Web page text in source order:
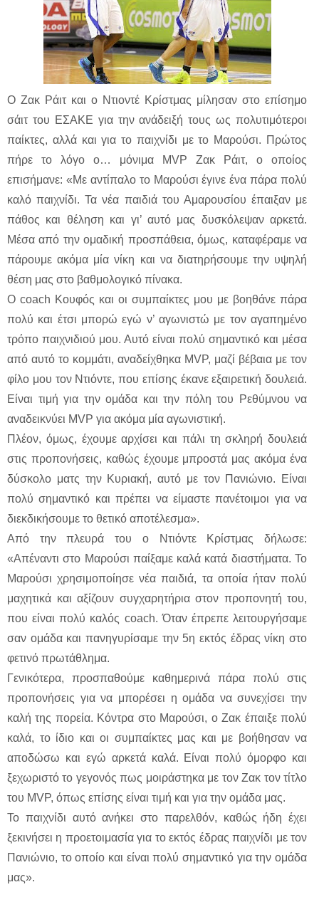
Ο Ζακ Ράιτ και ο Ντιοντέ Κρίστμας μίλησαν στο επίσημο
σάιτ του ΕΣΑΚΕ για την ανάδειξή τους ως πολυτιμότεροι
παίκτες, αλλά και για το παιχνίδι με το Μαρούσι. Πρώτος
πήρε το λόγο ο… μόνιμα MVP Ζακ Ράιτ, ο οποίος
επισήμανε: «Με αντίπαλο το Μαρούσι έγινε ένα πάρα πολύ
καλό παιχνίδι. Τα νέα παιδιά του Αμαρουσίου έπαιξαν με
πάθος και θέληση και γι’ αυτό μας δυσκόλεψαν αρκετά.
Μέσα από την ομαδική προσπάθεια, όμως, καταφέραμε να
πάρουμε ακόμα μία νίκη και να διατηρήσουμε την υψηλή
θέση μας στο βαθμολογικό πίνακα.
Ο coach Κουφός και οι συμπαίκτες μου με βοηθάνε πάρα
πολύ και έτσι μπορώ εγώ ν’ αγωνιστώ με τον αγαπημένο
τρόπο παιχνιδιού μου. Αυτό είναι πολύ σημαντικό και μέσα
από αυτό το κομμάτι, αναδείχθηκα MVP, μαζί βέβαια με τον
φίλο μου τον Ντιόντε, που επίσης έκανε εξαιρετική δουλειά.
Είναι τιμή για την ομάδα και την πόλη του Ρεθύμνου να
αναδεικνύει MVP για ακόμα μία αγωνιστική.
Πλέον, όμως, έχουμε αρχίσει και πάλι τη σκληρή δουλειά
στις προπονήσεις, καθώς έχουμε μπροστά μας ακόμα ένα
δύσκολο ματς την Κυριακή, αυτό με τον Πανιώνιο. Είναι
πολύ σημαντικό και πρέπει να είμαστε πανέτοιμοι για να
διεκδικήσουμε το θετικό αποτέλεσμα».
Από την πλευρά του ο Ντιόντε Κρίστμας δήλωσε:
«Απέναντι στο Μαρούσι παίξαμε καλά κατά διαστήματα. Το
Μαρούσι χρησιμοποίησε νέα παιδιά, τα οποία ήταν πολύ
μαχητικά και αξίζουν συγχαρητήρια στον προπονητή του,
που είναι πολύ καλός coach. Όταν έπρεπε λειτουργήσαμε
σαν ομάδα και πανηγυρίσαμε την 5η εκτός έδρας νίκη στο
φετινό πρωτάθλημα.
Γενικότερα, προσπαθούμε καθημερινά πάρα πολύ στις
προπονήσεις για να μπορέσει η ομάδα να συνεχίσει την
καλή της πορεία. Κόντρα στο Μαρούσι, ο Ζακ έπαιξε πολύ
καλά, το ίδιο και οι συμπαίκτες μας και με βοήθησαν να
αποδώσω και εγώ αρκετά καλά. Είναι πολύ όμορφο και
ξεχωριστό το γεγονός πως μοιράστηκα με τον Ζακ τον τίτλο
του MVP, όπως επίσης είναι τιμή και για την ομάδα μας.
Το παιχνίδι αυτό ανήκει στο παρελθόν, καθώς ήδη έχει
ξεκινήσει η προετοιμασία για το εκτός έδρας παιχνίδι με τον
Πανιώνιο, το οποίο και είναι πολύ σημαντικό για την ομάδα
μας».